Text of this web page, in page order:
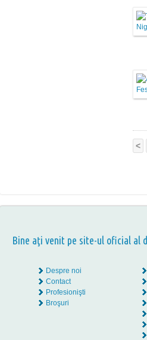
<
Bine aţi venit pe site-ul oficial al
Despre noi
Contact
Profesionişti
Broşuri